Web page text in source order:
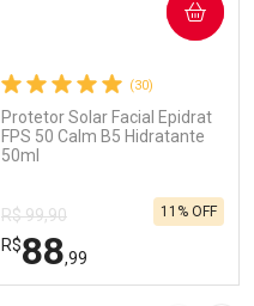
(30)
Protetor Solar Facial Epidrat
FPS 50 Calm B5 Hidratante
50ml
R$ 99,90
R$88,99
11% OFF
COMPRAR